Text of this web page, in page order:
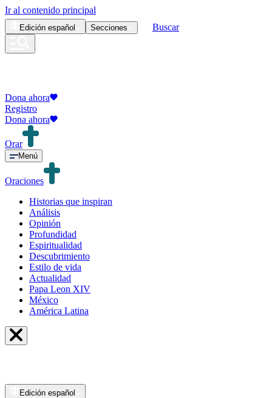
Ir al contenido principal
Edición español Secciones Buscar
Dona ahora
Registro
Dona ahora
Orar
Menú
Oraciones
Historias que inspiran
Análisis
Opinión
Profundidad
Espiritualidad
Descubrimiento
Estilo de vida
Actualidad
Papa Leon XIV
México
América Latina
Edición español